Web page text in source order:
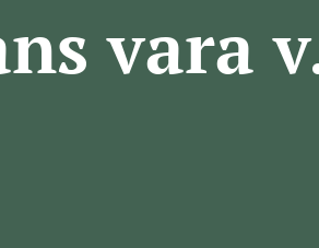
vara